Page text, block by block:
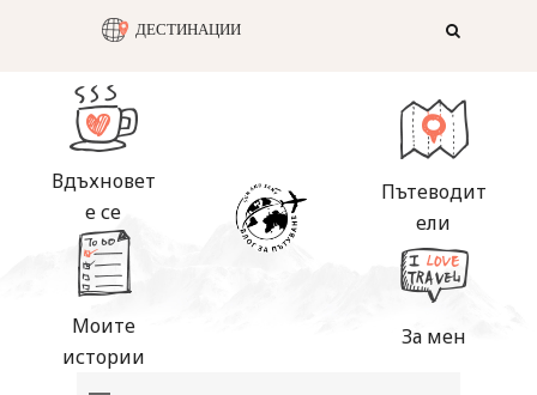
ДЕСТИНАЦИИ
Вдъхновет
е се
Моите
истории
Пътеводит
ели
За мен